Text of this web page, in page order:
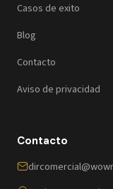
Casos de exito
Blog
Contacto
Aviso de privacidad
Contacto